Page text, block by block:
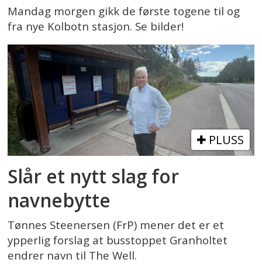
Mandag morgen gikk de første togene til og
fra nye Kolbotn stasjon. Se bilder!
PLUSS
Slår et nytt slag for
navnebytte
Tønnes Steenersen (FrP) mener det er et
ypperlig forslag at busstoppet Granholtet
endrer navn til The Well.